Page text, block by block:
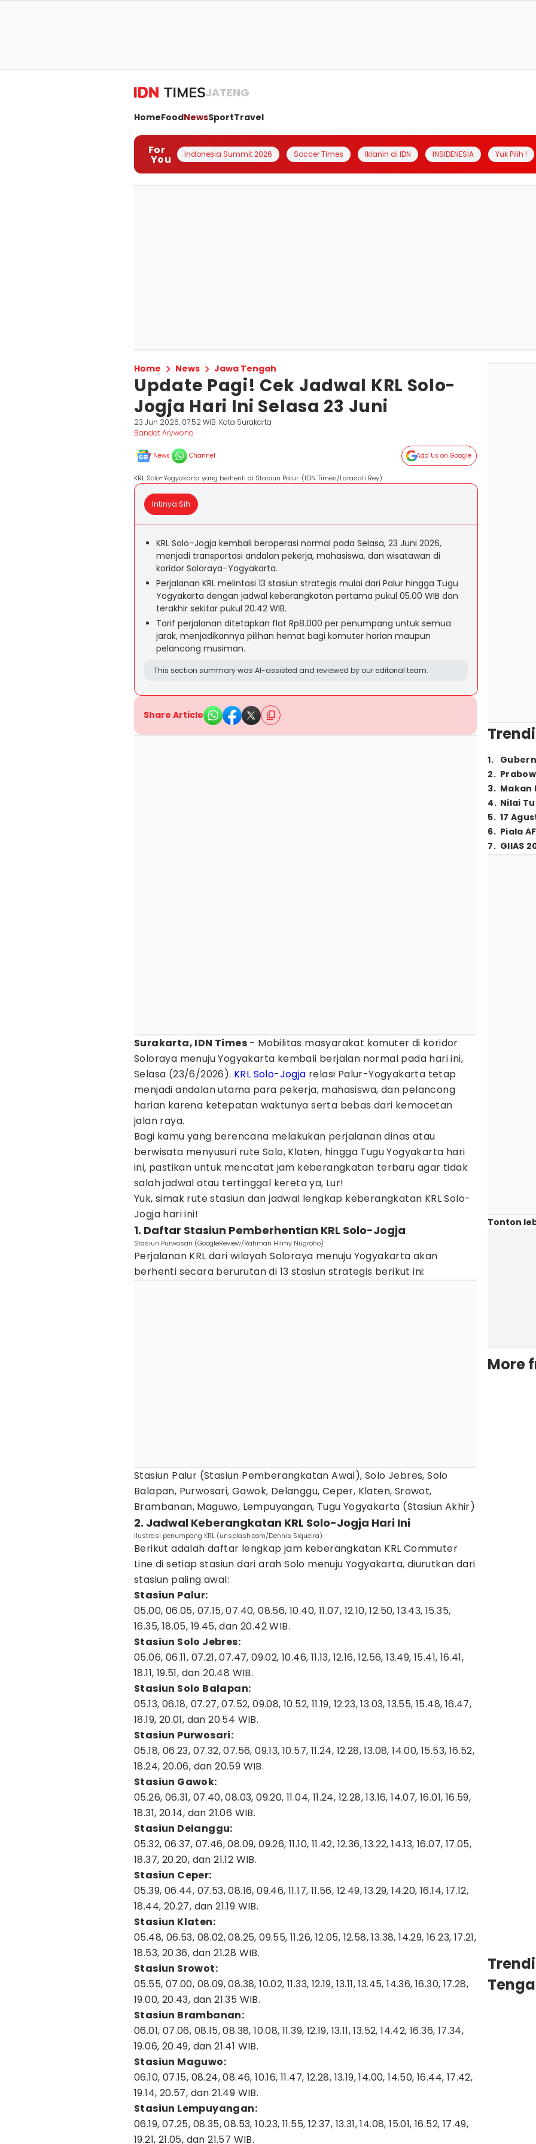
JATENG
HomeFoodNewsSportTravel
For
You Indonesia Summit 2026 Soccer Times Iklanin di IDN INSIDENESIA Yuk Pilih !
Home News Jawa Tengah
Update Pagi! Cek Jadwal KRL Solo-
Jogja Hari Ini Selasa 23 Juni
23 Jun 2026, 07:52 WIB Kota Surakarta
Bandot Arywono
News Channel Add Us on Google
KRL Solo-Yogyakarta yang berhenti di Stasiun Palur. (IDN Times/Larasati Rey)
Intinya Sih
KRL Solo–Jogja kembali beroperasi normal pada Selasa, 23 Juni 2026,
menjadi transportasi andalan pekerja, mahasiswa, dan wisatawan di
koridor Soloraya–Yogyakarta.
Perjalanan KRL melintasi 13 stasiun strategis mulai dari Palur hingga Tugu
Yogyakarta dengan jadwal keberangkatan pertama pukul 05.00 WIB dan
terakhir sekitar pukul 20.42 WIB.
Tarif perjalanan ditetapkan flat Rp8.000 per penumpang untuk semua
jarak, menjadikannya pilihan hemat bagi komuter harian maupun
pelancong musiman.
This section summary was AI-assisted and reviewed by our editorial team.
Share Article
Surakarta, IDN Times - Mobilitas masyarakat komuter di koridor
Soloraya menuju Yogyakarta kembali berjalan normal pada hari ini,
Selasa (23/6/2026). KRL Solo-Jogja relasi Palur-Yogyakarta tetap
menjadi andalan utama para pekerja, mahasiswa, dan pelancong
harian karena ketepatan waktunya serta bebas dari kemacetan
jalan raya.
Bagi kamu yang berencana melakukan perjalanan dinas atau
berwisata menyusuri rute Solo, Klaten, hingga Tugu Yogyakarta hari
ini, pastikan untuk mencatat jam keberangkatan terbaru agar tidak
salah jadwal atau tertinggal kereta ya, Lur!
Yuk, simak rute stasiun dan jadwal lengkap keberangkatan KRL Solo-
Jogja hari ini!
1. Daftar Stasiun Pemberhentian KRL Solo-Jogja
Stasiun Purwosari (GoogleReview/Rahman Hilmy Nugroho)
Perjalanan KRL dari wilayah Soloraya menuju Yogyakarta akan
berhenti secara berurutan di 13 stasiun strategis berikut ini:
Stasiun Palur (Stasiun Pemberangkatan Awal), Solo Jebres, Solo
Balapan, Purwosari, Gawok, Delanggu, Ceper, Klaten, Srowot,
Brambanan, Maguwo, Lempuyangan, Tugu Yogyakarta (Stasiun Akhir)
2. Jadwal Keberangkatan KRL Solo-Jogja Hari Ini
ilustrasi penumpang KRL (unsplash.com/Dennis Siqueira)
Berikut adalah daftar lengkap jam keberangkatan KRL Commuter
Line di setiap stasiun dari arah Solo menuju Yogyakarta, diurutkan dari
stasiun paling awal:
Stasiun Palur:
05.00, 06.05, 07.15, 07.40, 08.56, 10.40, 11.07, 12.10, 12.50, 13.43, 15.35,
16.35, 18.05, 19.45, dan 20.42 WIB.
Stasiun Solo Jebres:
05.06, 06.11, 07.21, 07.47, 09.02, 10.46, 11.13, 12.16, 12.56, 13.49, 15.41, 16.41,
18.11, 19.51, dan 20.48 WIB.
Stasiun Solo Balapan:
05.13, 06.18, 07.27, 07.52, 09.08, 10.52, 11.19, 12.23, 13.03, 13.55, 15.48, 16.47,
18.19, 20.01, dan 20.54 WIB.
Stasiun Purwosari:
05.18, 06.23, 07.32, 07.56, 09.13, 10.57, 11.24, 12.28, 13.08, 14.00, 15.53, 16.52,
18.24, 20.06, dan 20.59 WIB.
Stasiun Gawok:
05.26, 06.31, 07.40, 08.03, 09.20, 11.04, 11.24, 12.28, 13.16, 14.07, 16.01, 16.59,
18.31, 20.14, dan 21.06 WIB.
Stasiun Delanggu:
05.32, 06.37, 07.46, 08.09, 09.26, 11.10, 11.42, 12.36, 13.22, 14.13, 16.07, 17.05,
18.37, 20.20, dan 21.12 WIB.
Stasiun Ceper:
05.39, 06.44, 07.53, 08.16, 09.46, 11.17, 11.56, 12.49, 13.29, 14.20, 16.14, 17.12,
18.44, 20.27, dan 21.19 WIB.
Stasiun Klaten:
05.48, 06.53, 08.02, 08.25, 09.55, 11.26, 12.05, 12.58, 13.38, 14.29, 16.23, 17.21,
18.53, 20.36, dan 21.28 WIB.
Stasiun Srowot:
05.55, 07.00, 08.09, 08.38, 10.02, 11.33, 12.19, 13.11, 13.45, 14.36, 16.30, 17.28,
19.00, 20.43, dan 21.35 WIB.
Stasiun Brambanan:
06.01, 07.06, 08.15, 08.38, 10.08, 11.39, 12.19, 13.11, 13.52, 14.42, 16.36, 17.34,
19.06, 20.49, dan 21.41 WIB.
Stasiun Maguwo:
06.10, 07.15, 08.24, 08.46, 10.16, 11.47, 12.28, 13.19, 14.00, 14.50, 16.44, 17.42,
19.14, 20.57, dan 21.49 WIB.
Stasiun Lempuyangan:
06.19, 07.25, 08.35, 08.53, 10.23, 11.55, 12.37, 13.31, 14.08, 15.01, 16.52, 17.49,
19.21, 21.05, dan 21.57 WIB.
1.
2.
3. Makan
4. Nilai
5. 17
6. Piala
7. GIIAS
Tonton
More